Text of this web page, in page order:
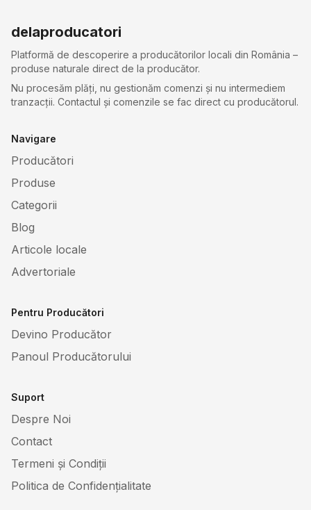
delaproducatori
Platformă de descoperire a producătorilor locali din România –
produse naturale direct de la producător.
Nu procesăm plăți, nu gestionăm comenzi și nu intermediem
tranzacții. Contactul și comenzile se fac direct cu producătorul.
Navigare
Producători
Produse
Categorii
Blog
Articole locale
Advertoriale
Pentru Producători
Devino Producător
Panoul Producătorului
Suport
Despre Noi
Contact
Termeni și Condiții
Politica de Confidențialitate